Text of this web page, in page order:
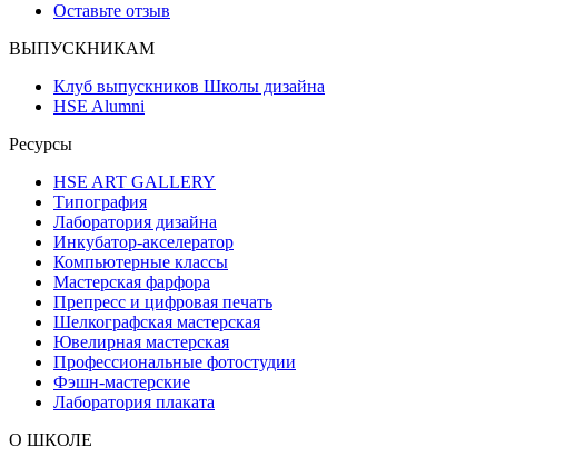
Оставьте отзыв
ВЫПУСКНИКАМ
Клуб выпускников Школы дизайна
HSE Alumni
Ресурсы
HSE ART GALLERY
Типография
Лаборатория дизайна
Инкубатор-акселератор
Компьютерные классы
Мастерская фарфора
Препресс и цифровая печать
Шелкографская мастерская
Ювелирная мастерская
Профессиональные фотостудии
Фэшн-мастерские
Лаборатория плаката
О ШКОЛЕ